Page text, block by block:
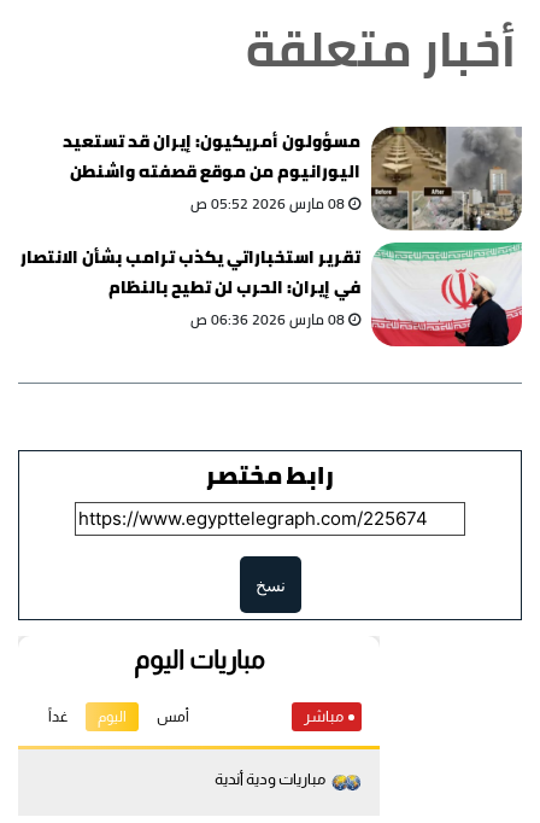
أخبار متعلقة
مسؤولون أمريكيون: إيران قد تستعيد
اليورانيوم من موقع قصفته واشنطن
08 مارس 2026 05:52 ص
تقرير استخباراتي يكذب ترامب بشأن الانتصار
في إيران: الحرب لن تطيح بالنظام
08 مارس 2026 06:36 ص
رابط مختصر
نسخ